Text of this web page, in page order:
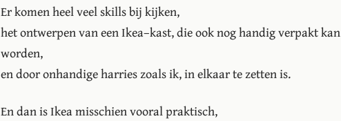
Er komen heel veel skills bij kijken,
het ontwerpen van een Ikea–kast, die ook nog handig verpakt kan
worden,
en door onhandige harries zoals ik, in elkaar te zetten is.
En dan is Ikea misschien vooral praktisch,